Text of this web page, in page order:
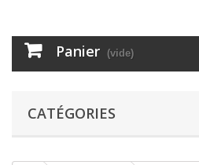
Panier (vide)
CATÉGORIES